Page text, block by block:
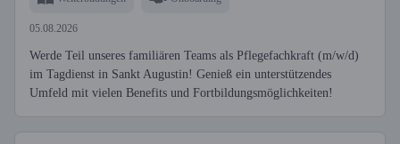
05.08.2026
Werde Teil unseres familiären Teams als Pflegefachkraft (m/w/d)
im Tagdienst in Sankt Augustin! Genieß ein unterstützendes
Umfeld mit vielen Benefits und Fortbildungsmöglichkeiten!